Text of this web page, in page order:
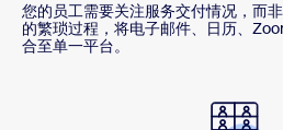
您的员工需要关注服务交付情况，而
的繁琐过程，将电子邮件、日历、
合至单一平台。